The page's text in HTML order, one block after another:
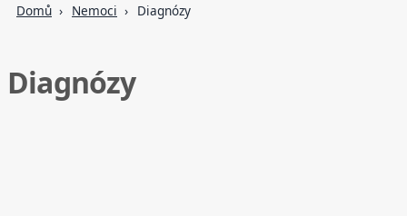
Domů Nemoci Diagnózy
Diagnózy